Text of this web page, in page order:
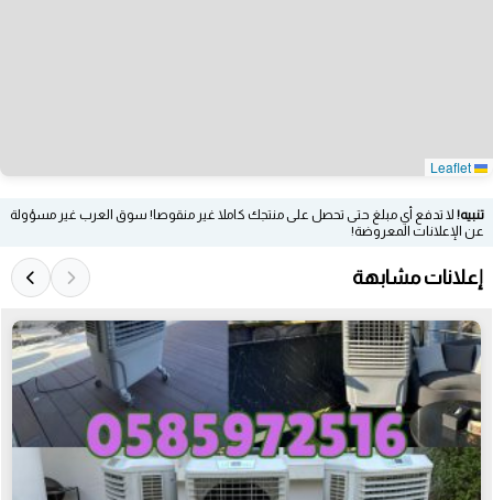
تنبيه! لا تدفع أي مبلغ حتى تحصل على منتجك كاملا غير منقوصا! سوق العرب غير مسؤولة
عن الإعلانات المعروضة!
إعلانات مشابهة